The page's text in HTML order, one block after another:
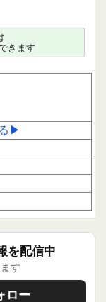
きます
▶
を配信中
す
ロー